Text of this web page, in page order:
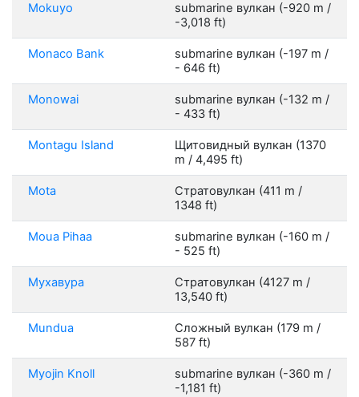
Mokuyo
submarine вулкан (-920 m /
-3,018 ft)
Monaco Bank
submarine вулкан (-197 m /
- 646 ft)
Monowai
submarine вулкан (-132 m /
- 433 ft)
Montagu Island
Щитовидный вулкан (1370
m / 4,495 ft)
Mota
Стратовулкан (411 m /
1348 ft)
Moua Pihaa
submarine вулкан (-160 m /
- 525 ft)
Мухавура
Стратовулкан (4127 m /
13,540 ft)
Mundua
Сложный вулкан (179 m /
587 ft)
Myojin Knoll
submarine вулкан (-360 m /
-1,181 ft)